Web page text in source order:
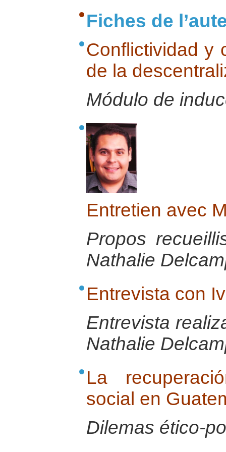
Fiches de
Conflictividad y
de la
Módulo de
Entretien avec
Propos
Nathalie
Entrevista con
Entrevista
Nathalie
La
social en
Dilemas ético-